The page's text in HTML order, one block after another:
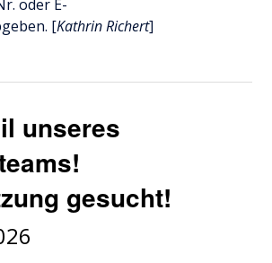
oder E-
[Kathrin Richert]
unseres
gesucht!